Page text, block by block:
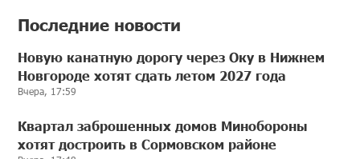
Последние новости
Новую канатную дорогу через Оку в Нижнем
Новгороде хотят сдать летом 2027 года
Вчера, 17:59
Квартал заброшенных домов Минобороны
хотят достроить в Сормовском районе